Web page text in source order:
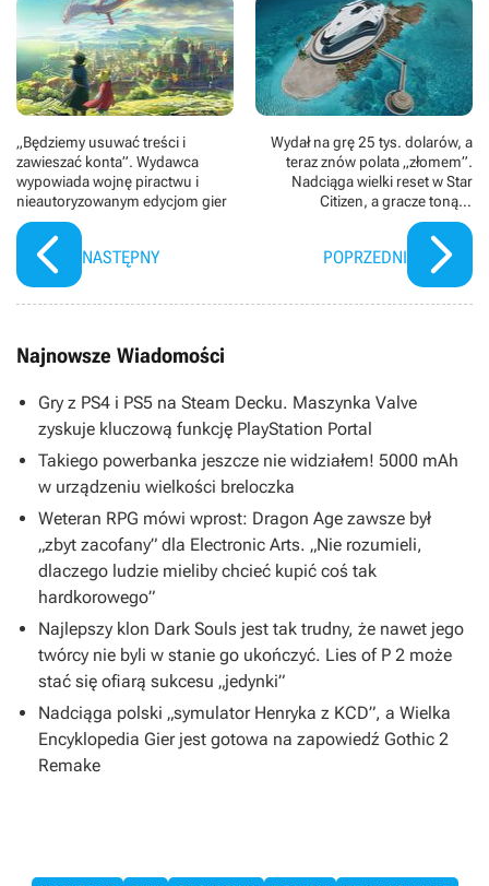
„Będziemy usuwać treści i
zawieszać konta”. Wydawca
wypowiada wojnę piractwu i
nieautoryzowanym edycjom gier
NASTĘPNY
Wydał na grę 25 tys. dolarów, a
teraz znów polata „złomem”.
Nadciąga wielki reset w Star
Citizen, a gracze toną w
skrajnych emocjach
POPRZEDNI
Najnowsze Wiadomości
Gry z PS4 i PS5 na Steam Decku. Maszynka Valve
zyskuje kluczową funkcję PlayStation Portal
Takiego powerbanka jeszcze nie widziałem! 5000 mAh
w urządzeniu wielkości breloczka
Weteran RPG mówi wprost: Dragon Age zawsze był
„zbyt zacofany” dla Electronic Arts. „Nie rozumieli,
dlaczego ludzie mieliby chcieć kupić coś tak
hardkorowego”
Najlepszy klon Dark Souls jest tak trudny, że nawet jego
twórcy nie byli w stanie go ukończyć. Lies of P 2 może
stać się ofiarą sukcesu „jedynki”
Nadciąga polski „symulator Henryka z KCD”, a Wielka
Encyklopedia Gier jest gotowa na zapowiedź Gothic 2
Remake